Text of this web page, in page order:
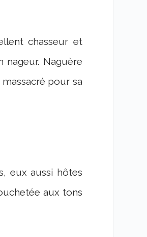
chasseur et
Naguère
pour sa
eux aussi hôtes
aux tons